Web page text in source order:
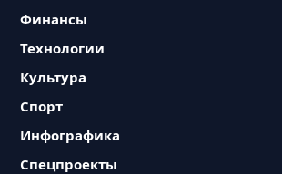
Финансы
Технологии
Культура
Спорт
Инфографика
Спецпроекты